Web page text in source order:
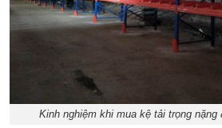
Kinh nghiệm khi mua kệ tải trọng nặng